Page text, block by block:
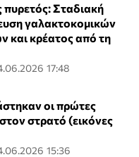
Σταδιακή
γαλακτοκομικών
και κρέατος από τη
17:48
οι πρώτες
στρατό (εικόνες
15:36